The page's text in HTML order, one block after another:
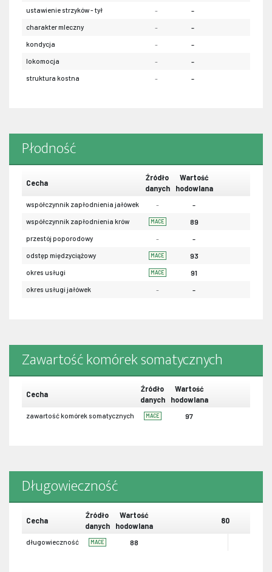
ustawienie strzyków - tył - -
charakter mleczny - -
kondycja - -
lokomocja - -
struktura kostna - -
Płodność
Cecha
Źródło
danych
Wartość
hodowlana
współczynnik zapłodnienia jałówek - -
współczynnik zapłodnienia krów MACE 89
przestój poporodowy - -
odstęp międzyciążowy MACE 93
okres usługi MACE 91
okres usługi jałówek - -
Zawartość komórek somatycznych
Cecha
Źródło
danych
Wartość
hodowlana
zawartość komórek somatycznych MACE 97
Długowieczność
Cecha
Źródło
danych
Wartość
hodowlana
80
długowieczność MACE 88